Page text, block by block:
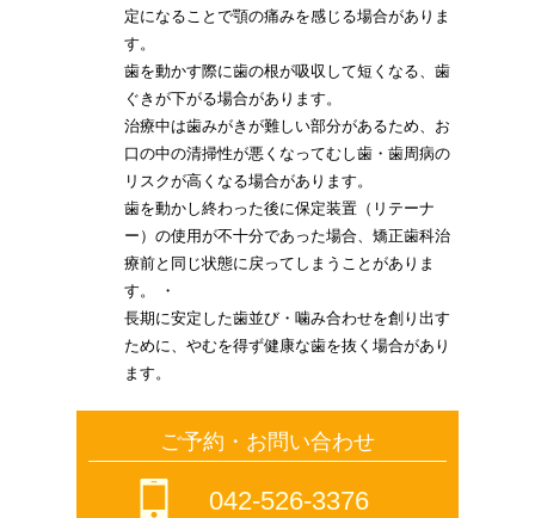
定になることで顎の痛みを感じる場合がありま
す。
歯を動かす際に歯の根が吸収して短くなる、歯
ぐきが下がる場合があります。
治療中は歯みがきが難しい部分があるため、お
口の中の清掃性が悪くなってむし歯・歯周病の
リスクが高くなる場合があります。
歯を動かし終わった後に保定装置（リテーナ
ー）の使用が不十分であった場合、矯正歯科治
療前と同じ状態に戻ってしまうことがありま
す。 ・
長期に安定した歯並び・噛み合わせを創り出す
ために、やむを得ず健康な歯を抜く場合があり
ます。
ご予約・お問い合わせ
042-526-3376